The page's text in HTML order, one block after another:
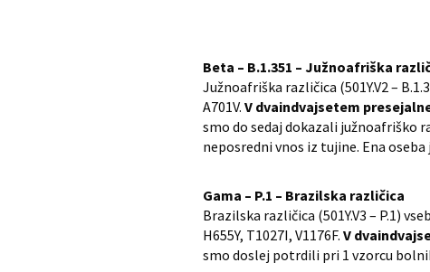
Beta – B.1.351 – Južnoafriška
Južnoafriška različica (501Y.V2 –
A701V. V dvaindvajsetem
smo do sedaj dokazali južnoafriško
neposredni vnos iz tujine. Ena
Gama – P.1 – Brazilska različica
Brazilska različica (501Y.V3 – P.1)
H655Y, T1027I, V1176F. V
smo doslej potrdili pri 1 vzorcu